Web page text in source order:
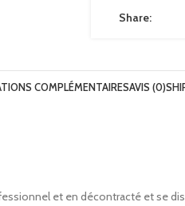
Share:
COMPLÉMENTAIRESAVIS (0)
et en décontracté et se